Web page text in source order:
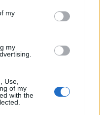
my
my
Use,
of my
with the
του
αποτελούν μια